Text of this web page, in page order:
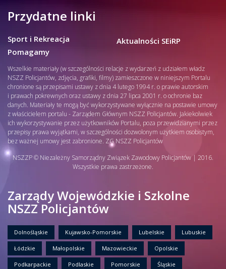
Przydatne linki
Sport i Rekreacja
Pomagamy
Aktualności SEiRP
Wszelkie materiały (w szczególności relacje z wydarzeń z udziałem władz
NSZZ Policjantów, zdjęcia, grafiki, filmy) zamieszczone w niniejszym Portalu
chronione są przepisami ustawy z dnia 4 lutego 1994 r. o prawie autorskim
i prawach pokrewnych oraz ustawy z dnia 27 lipca 2001 r. o ochronie baz
danych. Materiały te mogą być wykorzystywane wyłącznie na postawie umowy
z właścicielem portalu - Zarządem Głównym NSZZ Policjantów. Jakiekolwiek
ich wykorzystywanie przez użytkowników Portalu, poza przewidzianymi przez
przepisy prawa wyjątkami, w szczególności dozwolonym użytkiem osobistym,
bez ważnej umowy jest zabronione. ZG NSZZ Policjantów
NSZZP © Niezależny Samorządny Związek Zawodowy Policjantów | 2016.
Wszystkie prawa zastrzeżone.
Zarządy Wojewódzkie i Szkolne
NSZZ Policjantów
Dolnośląskie Kujawsko-Pomorskie Lubelskie Lubuskie
Łódzkie Małopolskie Mazowieckie Opolskie
Podkarpackie Podlaskie Pomorskie Śląskie